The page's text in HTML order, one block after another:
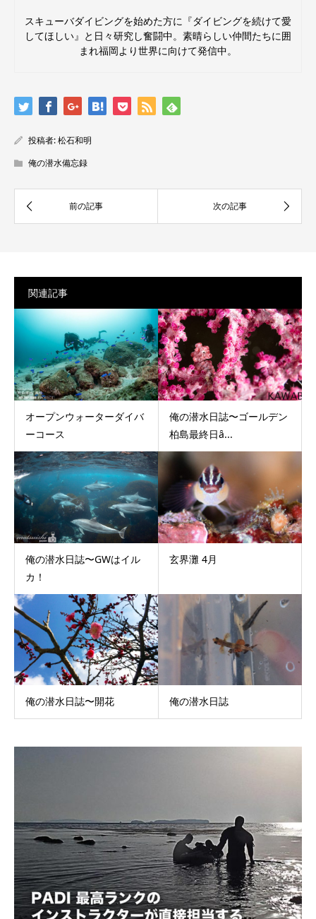
スキューバダイビングを始めた方に『ダイビングを続けて愛
してほしい』と日々研究し奮闘中。素晴らしい仲間たちに囲
まれ福岡より世界に向けて発信中。
投稿者:松石和明
俺の潜水備忘録
関連記事
オープンウォーターダイバ
ーコース
俺の潜水日誌〜ゴールデン
柏島最終日ȃ...
俺の潜水日誌〜GWはイル
カ！
玄界灘 4月
俺の潜水日誌〜開花 俺の潜水日誌